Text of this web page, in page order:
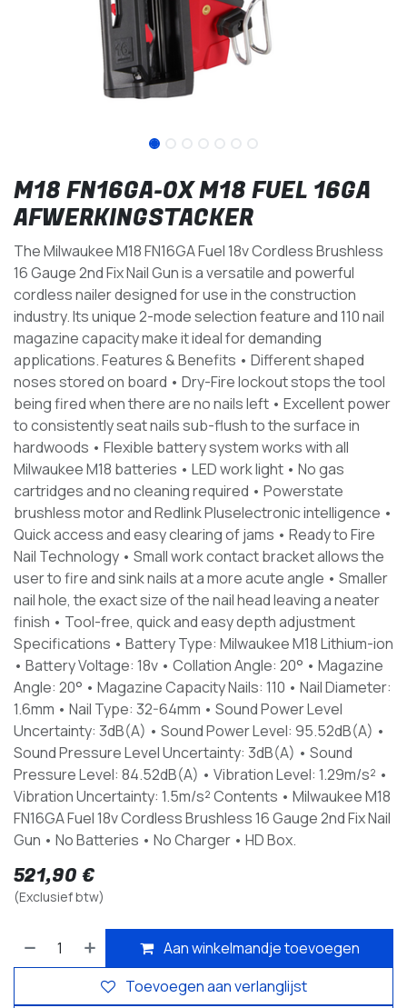
M18 FN16GA-0X M18 FUEL 16GA
AFWERKINGSTACKER
The Milwaukee M18 FN16GA Fuel 18v Cordless Brushless
16 Gauge 2nd Fix Nail Gun is a versatile and powerful
cordless nailer designed for use in the construction
industry. Its unique 2-mode selection feature and 110 nail
magazine capacity make it ideal for demanding
applications. Features & Benefits • Different shaped
noses stored on board • Dry-Fire lockout stops the tool
being fired when there are no nails left • Excellent power
to consistently seat nails sub-flush to the surface in
hardwoods • Flexible battery system works with all
Milwaukee M18 batteries • LED work light • No gas
cartridges and no cleaning required • Powerstate
brushless motor and Redlink Pluselectronic intelligence •
Quick access and easy clearing of jams • Ready to Fire
Nail Technology • Small work contact bracket allows the
user to fire and sink nails at a more acute angle • Smaller
nail hole, the exact size of the nail head leaving a neater
finish • Tool-free, quick and easy depth adjustment
Specifications • Battery Type: Milwaukee M18 Lithium-ion
• Battery Voltage: 18v • Collation Angle: 20° • Magazine
Angle: 20° • Magazine Capacity Nails: 110 • Nail Diameter:
1.6mm • Nail Type: 32-64mm • Sound Power Level
Uncertainty: 3dB(A) • Sound Power Level: 95.52dB(A) •
Sound Pressure Level Uncertainty: 3dB(A) • Sound
Pressure Level: 84.52dB(A) • Vibration Level: 1.29m/s² •
Vibration Uncertainty: 1.5m/s² Contents • Milwaukee M18
FN16GA Fuel 18v Cordless Brushless 16 Gauge 2nd Fix Nail
Gun • No Batteries • No Charger • HD Box.
521,90 €
(Exclusief btw)
Aan winkelmandje toevoegen
Toevoegen aan verlanglijst